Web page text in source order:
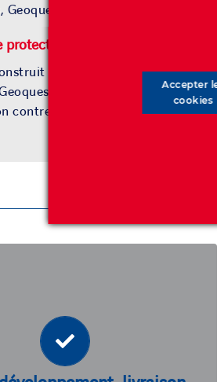
Geoquest conçoit
protection contre les effets des
dans des zones exposées à
conçoit et fournit des
contre les
.
en étroite collaboration avec les
des municipalités et d
ensemble des
Accepter
cookies